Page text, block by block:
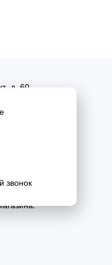
д. 60
59
звонок